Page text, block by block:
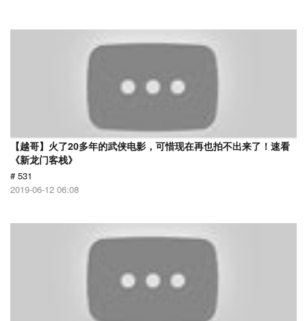
【越哥】火了20多年的武侠电影，可惜现在再也拍不出来了！速看
《新龙门客栈》
# 531
2019-06-12 06:08